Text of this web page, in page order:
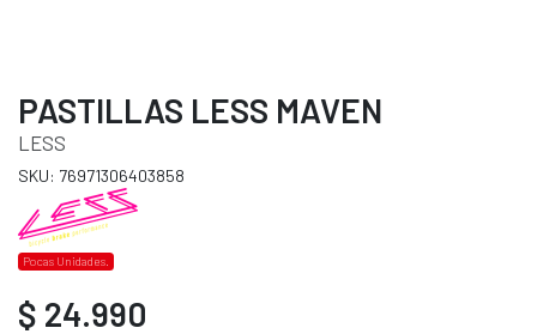
PASTILLAS LESS MAVEN
LESS
SKU: 76971306403858
Pocas Unidades.
$ 24.990